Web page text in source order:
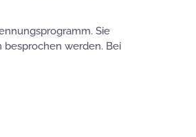
Sie
besprochen werden. Bei